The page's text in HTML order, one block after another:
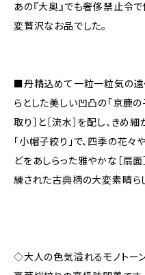
あの『大奥』でも奢侈禁止令
変贅沢なお品でした。
■丹精込めて一粒一粒気の遠
らとした美しい凹凸の「京鹿
取り］と［流水］を配し、きめ
「小帽子絞り」で、四季の花
どをあしらった雅やかな［扇面
練された古典柄の大変素晴ら
◇大人の色気溢れるモノトー